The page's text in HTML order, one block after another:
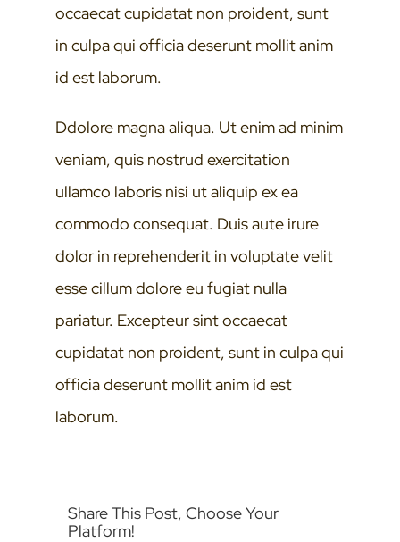
occaecat cupidatat non proident, sunt
in culpa qui officia deserunt mollit anim
id est laborum.
Ddolore magna aliqua. Ut enim ad minim
veniam, quis nostrud exercitation
ullamco laboris nisi ut aliquip ex ea
commodo consequat. Duis aute irure
dolor in reprehenderit in voluptate velit
esse cillum dolore eu fugiat nulla
pariatur. Excepteur sint occaecat
cupidatat non proident, sunt in culpa qui
officia deserunt mollit anim id est
laborum.
Share This Post, Choose Your
Platform!